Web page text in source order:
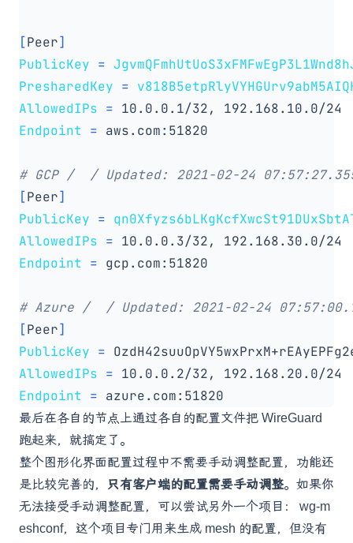
[Peer]
PublicKey =
PresharedKey =
AllowedIPs =
Endpoint =
# GCP /  / Updated: 2021-02-24
[Peer]
PublicKey =
AllowedIPs =
Endpoint =
# Azure /  / Updated: 2021-02-24
[Peer]
PublicKey =
AllowedIPs =
Endpoint =
最后在各自的节点上通过各自的配置文件把 WireGuard
跑起来，就搞定了。
整个图形化界面配置过程中不需要手动调整配置，功能还
是比较完善的，
只有客户端的配置需要手动调整。如果你
无法接受手动调整配置，可以尝试另外一个项目： wg-m
eshconf，这个项目专门用来生成 mesh 的配置，但没有